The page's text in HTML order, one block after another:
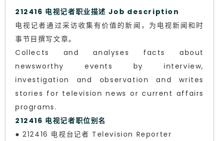
212416 电视记者职业描述 Job description
电视记者通过采访收集有价值的新闻，为电视新闻和时
事节目撰写文章。
Collects and analyses facts about
newsworthy events by interview,
investigation and observation and writes
stories for television news or current affairs
programs.
212416 电视记者职位别名
● 212416 电视台记者 Television Reporter